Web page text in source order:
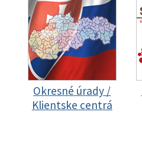
Okresné úrady /
Klientske centrá